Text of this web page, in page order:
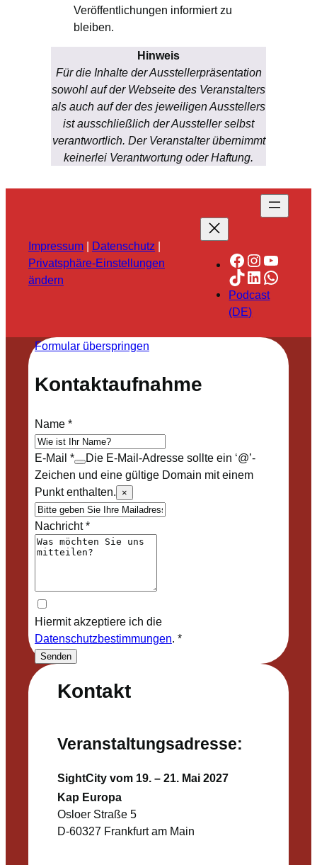
Veröffentlichungen informiert zu
bleiben.
Hinweis
Für die Inhalte der Ausstellerpräsentation
sowohl auf der Webseite des Veranstalters
als auch auf der des jeweiligen Ausstellers
ist ausschließlich der Aussteller selbst
verantwortlich. Der Veranstalter übernimmt
keinerlei Verantwortung oder Haftung.
Impressum | Datenschutz |
Privatsphäre-Einstellungen
ändern
Facebook
TikTok
LinkedIn
Podcast
(DE)
Kontakt
Veranstaltungsadresse:
SightCity vom 19. – 21. Mai 2027
Kap Europa
Osloer Straße 5
D-60327 Frankfurt am Main
Formular überspringen
Kontaktaufnahme
Name*
E-Mail *
Die E-Mail-Adresse sollte ein ‘@’-
Zeichen und eine gültige Domain mit einem
Punkt enthalten.
×
Nachricht*
Hiermit akzeptiere ich die
Datenschutzbestimmungen. *
Senden